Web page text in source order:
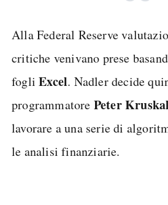
Alla Federal Reserve
critiche venivano prese
fogliExcel. Nadler decide
programmatore Peter
lavorare a una serie di
le analisi finanziarie.